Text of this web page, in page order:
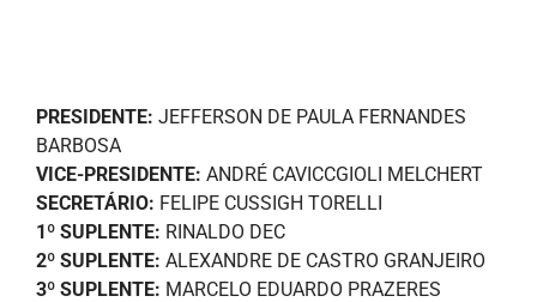
PRESIDENTE: JEFFERSON DE PAULA FERNANDES
BARBOSA
VICE-PRESIDENTE: ANDRÉ CAVICCGIOLI MELCHERT
SECRETÁRIO: FELIPE CUSSIGH TORELLI
1º SUPLENTE: RINALDO DEC
2º SUPLENTE: ALEXANDRE DE CASTRO GRANJEIRO
3º SUPLENTE: MARCELO EDUARDO PRAZERES